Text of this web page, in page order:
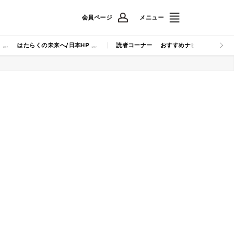
会員ページ メニュー
はたらくの未来へ/日本HP 読者コーナー おすすめナビ マイナビ